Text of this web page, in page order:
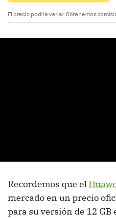
El precio podría variar. Obtenemos
Recordemos que el
mercado en un precio
para su versión de 12 GB